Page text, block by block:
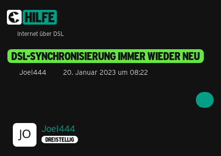
Internet über DSL
DSL-SYNCHRONISIERUNG IMMER WIEDER NEU
Joel444 20. Januar 2023 um 08:22
Joel444
DREISTELLIG